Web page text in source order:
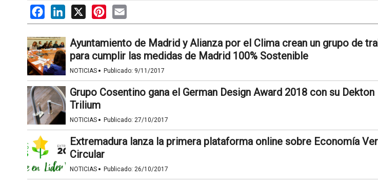
FacebookLinkedIn
X PinterestEmail
Ayuntamiento de Madrid y Alianza por el Clima crean un grupo de
para cumplir las medidas de Madrid 100% Sostenible
NOTICIAS · Publicado: 9/11/2017
Grupo Cosentino gana el German Design Award 2018 con su Dekton
Trilium
NOTICIAS · Publicado: 27/10/2017
Extremadura lanza la primera plataforma online sobre Economía
Circular
NOTICIAS · Publicado: 26/10/2017